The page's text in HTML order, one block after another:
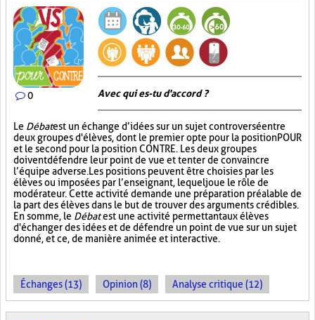
0 Avec qui es-tu d'accord ?
Le Débatest un échange d’idées sur un sujet controversé entre
deux groupes d'élèves, dont le premier opte pour la position POUR
et le second pour la position CONTRE. Les deux groupes
doivent défendre leur point de vue et tenter de convaincre
l’équipe adverse. Les positions peuvent être choisies par les
élèves ou imposées par l’enseignant, lequel joue le rôle de
modérateur. Cette activité demande une préparation préalable de
la part des élèves dans le but de trouver des arguments crédibles.
En somme, le Débatest une activité permettant aux élèves
d'échanger des idées et de défendre un point de vue sur un sujet
donné, et ce, de manière animée et interactive.
Échanges (13) Opinion (8) Analyse critique (12)